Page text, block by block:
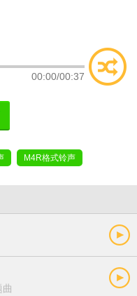
00:00/00:37
M4R格式铃声